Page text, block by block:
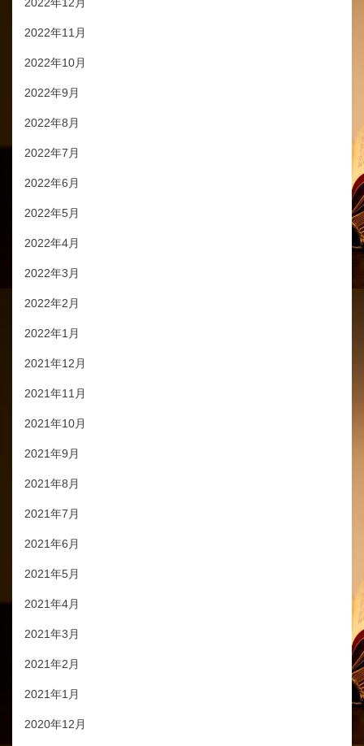
2022年11月
2022年10月
2022年9月
2022年8月
2022年7月
2022年6月
2022年5月
2022年4月
2022年3月
2022年2月
2022年1月
2021年12月
2021年11月
2021年10月
2021年9月
2021年8月
2021年7月
2021年6月
2021年5月
2021年4月
2021年3月
2021年2月
2021年1月
2020年12月